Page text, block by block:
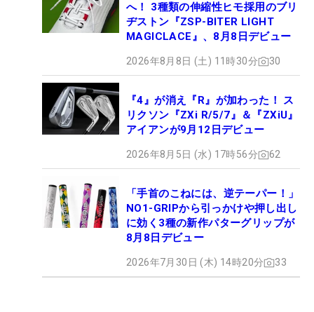
へ！ 3種類の伸縮性ヒモ採用のブリ
ヂストン『ZSP-BITER LIGHT
MAGICLACE』、8月8日デビュー
2026年8月8日 (土) 11時30分 30
『4』が消え『R』が加わった！ ス
リクソン『ZXi R/5/7』＆『ZXiU』
アイアンが9月12日デビュー
2026年8月5日 (水) 17時56分 62
「手首のこねには、逆テーパー！」
NO1-GRIPから引っかけや押し出し
に効く3種の新作パターグリップが
8月8日デビュー
2026年7月30日 (木) 14時20分 33